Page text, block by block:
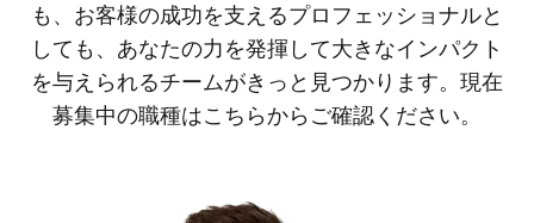
も、お客様の成功を支えるプロフェッショナルと
しても、あなたの力を発揮して大きなインパクト
を与えられるチームがきっと見つかります。現在
募集中の職種はこちらからご確認ください。